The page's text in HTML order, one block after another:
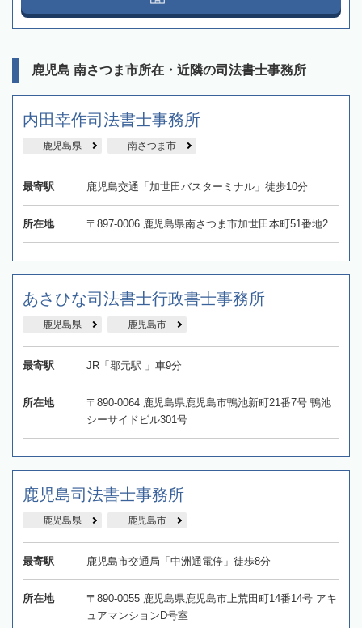
鹿児島 南さつま市所在・近隣の司法書士事務所
内田幸作司法書士事務所
鹿児島県 南さつま市
最寄駅 鹿児島交通「加世田バスターミナル」徒歩10分
所在地 〒897-0006 鹿児島県南さつま市加世田本町51番地2
あさひな司法書士行政書士事務所
鹿児島県 鹿児島市
最寄駅 JR「郡元駅 」車9分
所在地
〒890-0064 鹿児島県鹿児島市鴨池新町21番7号 鴨池
シーサイドビル301号
鹿児島司法書士事務所
鹿児島県 鹿児島市
最寄駅 鹿児島市交通局「中洲通電停」徒歩8分
所在地
〒890-0055 鹿児島県鹿児島市上荒田町14番14号 アキ
ュアマンションD号室